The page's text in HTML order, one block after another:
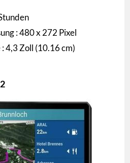
: 480 x 272 Pixel
4,3 Zoll (10.16 cm)